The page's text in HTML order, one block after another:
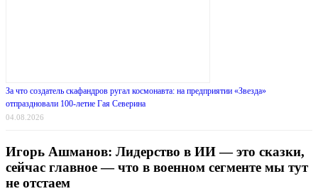
За что создатель скафандров ругал космонавта: на предприятии «Звезда»
отпраздновали 100-летие Гая Северина
04.08.2026
Игорь Ашманов: Лидерство в ИИ — это сказки,
сейчас главное — что в военном сегменте мы тут
не отстаем